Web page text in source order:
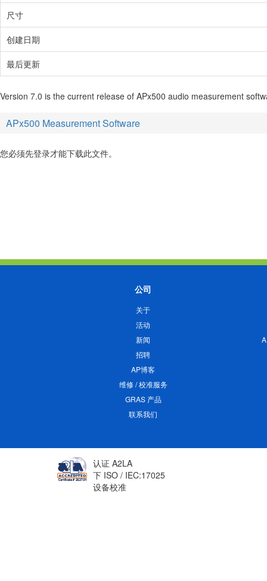
尺寸
创建日期
最后更新
Version 7.0 is the current release of APx500 audio measurement
APx500 Measurement Software
您必须先登录才能下载此文件。
公司
关于
活动
新闻
招聘
AP博客
维修 / 校准服务
GRAS 产品
联系我们
认证 A2LA
下 ISO / IEC:17025
设备校准